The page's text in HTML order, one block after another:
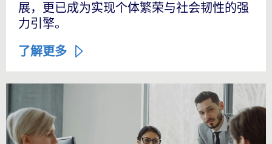
展，更已成为实现个体繁荣与社会韧性的强
力引擎。
了解更多